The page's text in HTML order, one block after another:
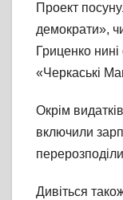
Проект
демократи»,
Гриценко
«Черкаські
Окрім
включили
Дивіться